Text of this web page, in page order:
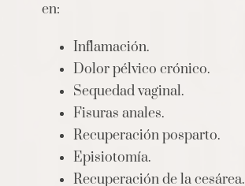
en:
Inflamación.
Dolor pélvico crónico.
Sequedad vaginal.
Fisuras anales.
Recuperación posparto.
Episiotomía.
Recuperación de la cesárea.